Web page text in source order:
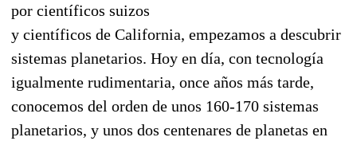
por científicos suizos
y científicos de California, empezamos a descubrir
sistemas planetarios. Hoy en día, con tecnología
igualmente rudimentaria, once años más tarde,
conocemos del orden de unos 160-170 sistemas
planetarios, y unos dos centenares de planetas en